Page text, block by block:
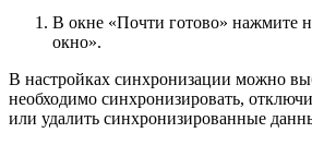
В окне «Почти готово» нажмите
окно».
В настройках синхронизации можно
необходимо синхронизировать,
или удалить синхронизированные